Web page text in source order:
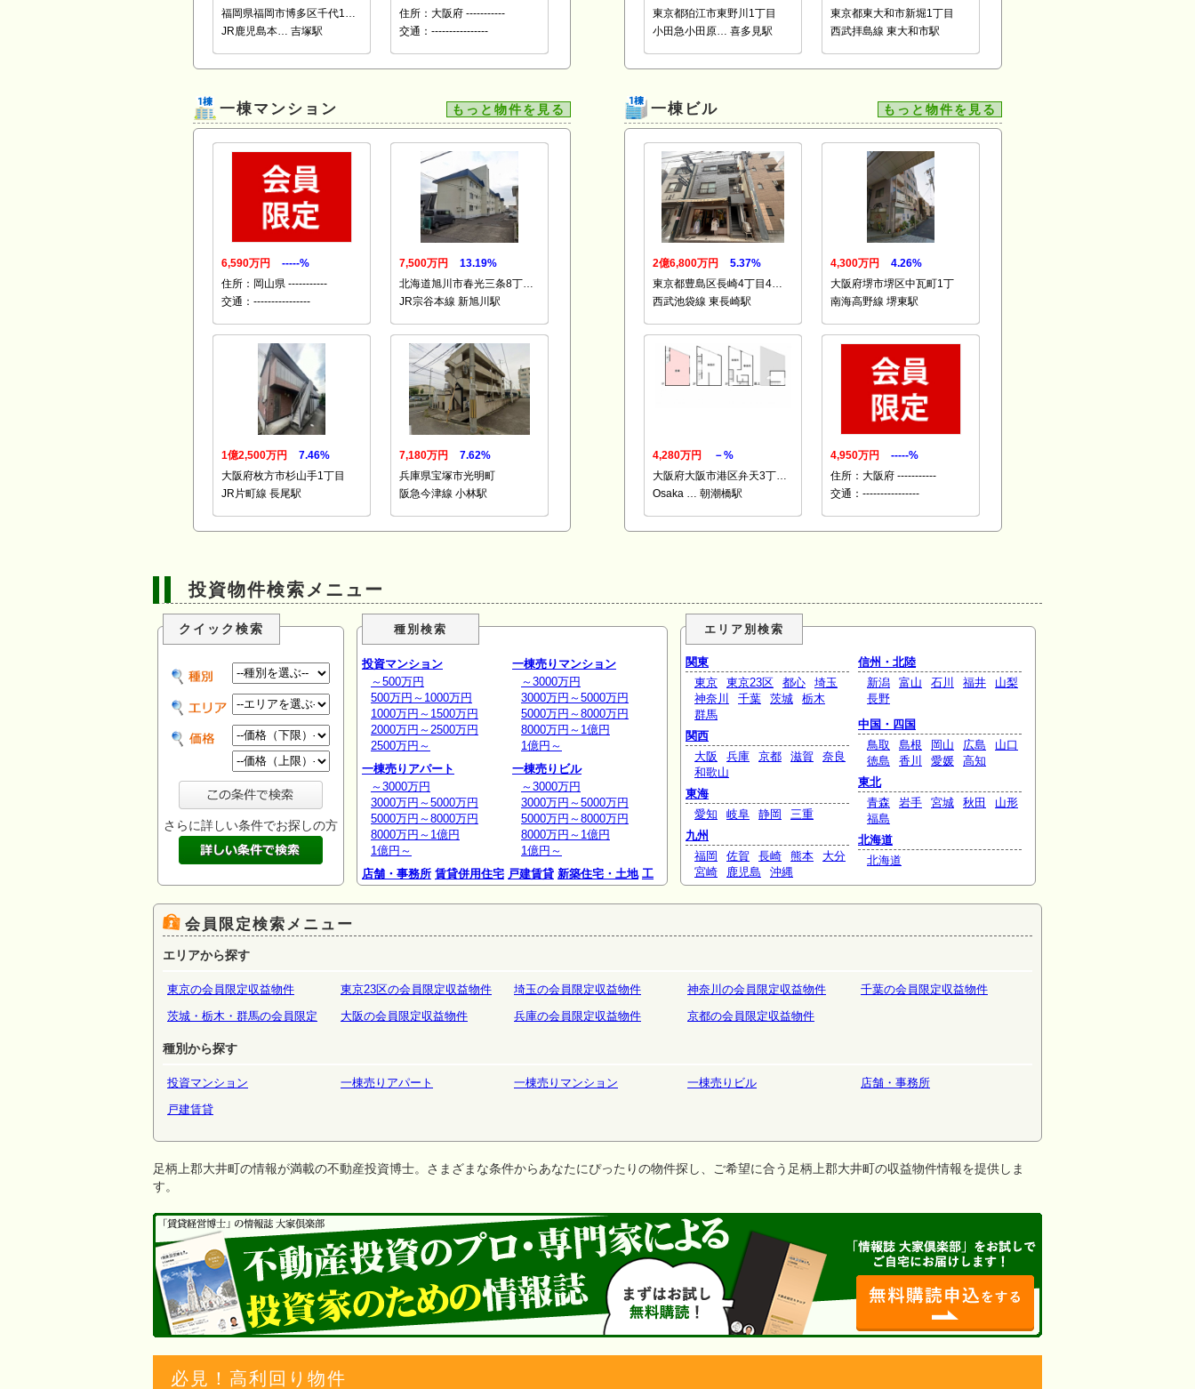
福岡県福岡市博多区千代1…
JR鹿児島本… 吉塚駅
住所：大阪府 -----------
交通：----------------
東京都狛江市東野川1丁目
小田急小田原… 喜多見駅
東京都東大和市新堀1丁目
西武拝島線 東大和市駅
一棟マンション もっと物件を見る
6,590万円
-----%
住所：岡山県 -----------
交通：----------------
7,500万円
13.19%
北海道旭川市春光三条8丁…
JR宗谷本線 新旭川駅
1億2,500万円
7.46%
大阪府枚方市杉山手1丁目
JR片町線 長尾駅
7,180万円
7.62%
兵庫県宝塚市光明町
阪急今津線 小林駅
一棟ビル もっと物件を見る
2億6,800万円
5.37%
東京都豊島区長崎4丁目4…
西武池袋線 東長崎駅
4,300万円
4.26%
大阪府堺市堺区中瓦町1丁
南海高野線 堺東駅
4,280万円
－%
大阪府大阪市港区弁天3丁…
Osaka … 朝潮橋駅
4,950万円
-----%
住所：大阪府 -----------
交通：----------------
投資物件検索メニュー
クイック検索
さらに詳しい条件でお探しの方
種別検索
投資マンション
～500万円
500万円～1000万円
1000万円～1500万円
2000万円～2500万円
2500万円～
一棟売りアパート
～3000万円
3000万円～5000万円
5000万円～8000万円
8000万円～1億円
1億円～
一棟売りマンション
～3000万円
3000万円～5000万円
5000万円～8000万円
8000万円～1億円
1億円～
一棟売りビル
～3000万円
3000万円～5000万円
5000万円～8000万円
8000万円～1億円
1億円～
店舗・事務所 賃貸併用住宅 戸建賃貸 新築住宅・土地 工
エリア別検索
関東
東京
東京23区 都心
埼玉
神奈川
千葉 茨城
栃木
群馬
関西
大阪
兵庫 京都 滋賀
奈良
和歌山
東海
愛知
岐阜 静岡
三重
九州
福岡
佐賀 長崎 熊本
大分
宮崎
鹿児島 沖縄
信州・北陸
新潟
富山 石川 福井
山梨
長野
中国・四国
鳥取
島根 岡山 広島
山口
徳島
香川 愛媛
高知
東北
青森
岩手 宮城 秋田
山形
福島
北海道
北海道
会員限定検索メニュー
エリアから探す
東京の会員限定収益物件 東京23区の会員限定収益物件 埼玉の会員限定収益物件 神奈川の会員限定収益物件
千葉の会員限定収益物件
茨城・栃木・群馬の会員限定
大阪の会員限定収益物件 兵庫の会員限定収益物件 京都の会員限定収益物件
種別から探す
投資マンション 一棟売りアパート 一棟売りマンション 一棟売りビル
店舗・事務所
戸建賃貸
足柄上郡大井町の情報が満載の不動産投資博士。さまざまな条件からあなたにぴったりの物件探し、ご希望に合う足柄上郡大井町の収益物件情報を提供しま
す。
必見！高利回り物件